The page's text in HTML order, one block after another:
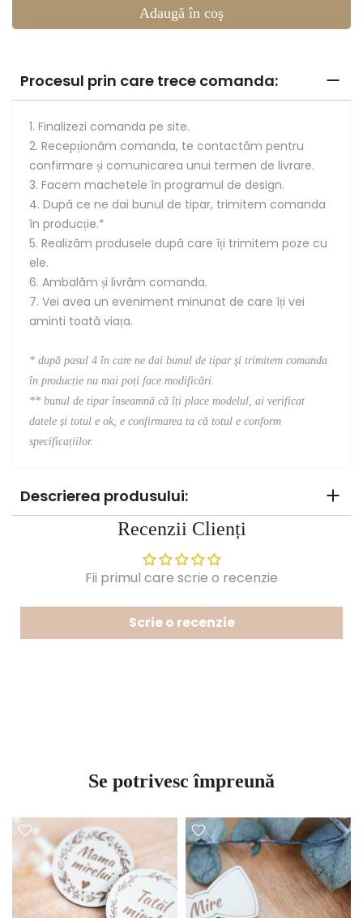
Adaugă în coş
Procesul prin care trece comanda:
1. Finalizezi comanda pe site.
2. Recepționăm comanda, te contactăm pentru
confirmare și comunicarea unui termen de livrare.
3. Facem machetele în programul de design.
4. După ce ne dai bunul de tipar, trimitem comanda
în producție.*
5. Realizăm produsele după care îți trimitem poze cu
ele.
6. Ambalăm și livrăm comanda.
7. Vei avea un eveniment minunat de care îți vei
aminti toată viața.
* după pasul 4 în care ne dai bunul de tipar și trimitem comanda
în producție nu mai poți face modificări.
** bunul de tipar înseamnă că îți place modelul, ai verificat
datele și totul e ok, e confirmarea ta că totul e conform
specificațiilor.
Descrierea produsului:
Recenzii Clienți
Fii primul care scrie o recenzie
Scrie o recenzie
Se potrivesc împreună